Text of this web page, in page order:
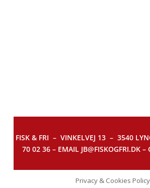
FISK & FRI – VINKELVEJ 13 – 3540
70 02 36 – EMAIL JB@FISKOGFRI.DK
Privacy & Cookies Policy